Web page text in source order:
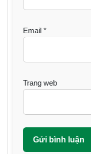
Email *
Trang web